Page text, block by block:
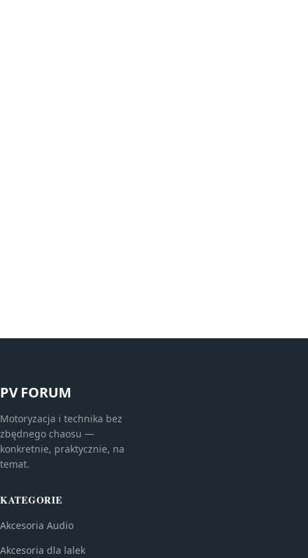
PV FORUM
Motoryzacja i technika bez
zbędnego chaosu —
konkretnie, praktycznie, na
temat.
KATEGORIE
Akcesoria Audio
Akcesoria dla lalek